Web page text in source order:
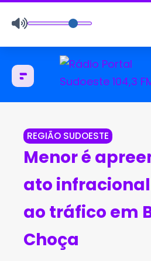
REGIÃO SUDOESTE
Menor é
ato
ao tráfico em
Choça